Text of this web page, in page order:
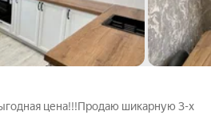
цена!!!Продаю шикарную 3-х